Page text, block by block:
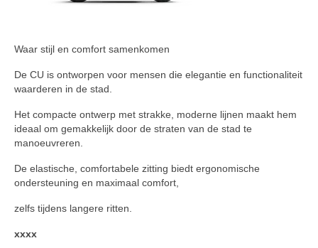
Waar stijl en comfort samenkomen
De CU is ontworpen voor mensen die elegantie en functionaliteit
waarderen in de stad.
Het compacte ontwerp met strakke, moderne lijnen maakt hem
ideaal om gemakkelijk door de straten van de stad te
manoeuvreren.
De elastische, comfortabele zitting biedt ergonomische
ondersteuning en maximaal comfort,
zelfs tijdens langere ritten.
xxxx